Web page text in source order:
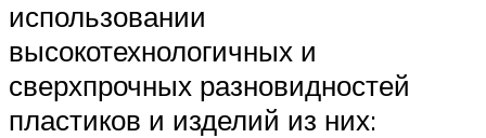
использовании
высокотехнологичных и
сверхпрочных разновидностей
пластиков и изделий из них: